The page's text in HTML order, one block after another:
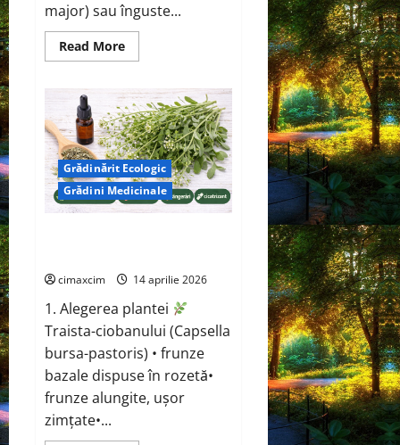
major) sau înguste...
Read MoreRead
more
(Plantago
major
/
Plantago
lanceolata)
Grădinărit Ecologic
Grădini Medicinale
cimaxcim 14 aprilie 2026
1. Alegerea plantei
Traista-ciobanului (Capsella
bursa-pastoris) • frunze
bazale dispuse în rozetă•
frunze alungite, ușor
zimțate•...